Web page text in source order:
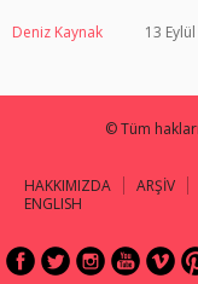
Deniz Kaynak 13
© Tüm
HAKKIMIZDA ARŞİV
ENGLISH